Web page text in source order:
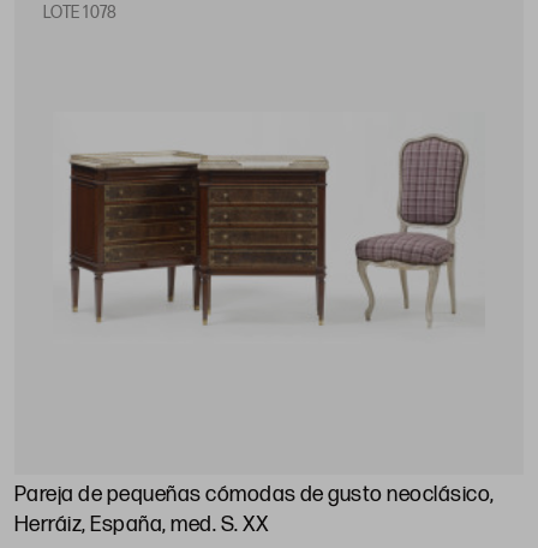
LOTE 1078
Pareja de pequeñas cómodas de gusto neoclásico,
Herráiz, España, med. S. XX